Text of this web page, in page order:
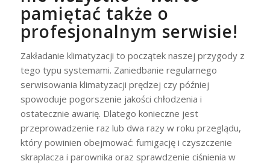
pamiętać także o
profesjonalnym serwisie!
Zakładanie klimatyzacji to początek naszej przygody z
tego typu systemami. Zaniedbanie regularnego
serwisowania klimatyzacji prędzej czy później
spowoduje pogorszenie jakości chłodzenia i
ostatecznie awarię. Dlatego konieczne jest
przeprowadzenie raz lub dwa razy w roku przeglądu,
który powinien obejmować: fumigację i czyszczenie
skraplacza i parownika oraz sprawdzenie ciśnienia w